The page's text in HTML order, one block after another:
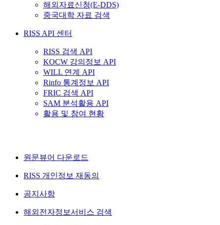
해외자료신청(E-DDS)
중국대학 자료 검색
RISS API 센터
RISS 검색 API
KOCW 강의정보 API
WILL 연계 API
Rinfo 통계정보 API
FRIC 검색 API
SAM 분석활용 API
활용 및 참여 현황
원문뷰어 다운로드
RISS 개인정보 재동의
공지사항
해외전자정보서비스 검색